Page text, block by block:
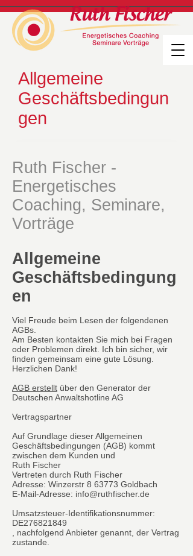
Allgemeine
Geschäftsbedingun
gen
Ruth Fischer -
Energetisches
Coaching, Seminare,
Vorträge
Allgemeine
Geschäftsbedingung
en
Viel Freude beim Lesen der folgendenen
AGBs.
Am Besten kontakten Sie mich bei Fragen
oder Problemen direkt. Ich bin sicher, wir
finden gemeinsam eine gute Lösung.
Herzlichen Dank!
AGB erstellt über den Generator der
Deutschen Anwaltshotline AG
Vertragspartner
Auf Grundlage dieser Allgemeinen
Geschäftsbedingungen (AGB) kommt
zwischen dem Kunden und
Ruth Fischer
Vertreten durch Ruth Fischer
Adresse: Winzerstr 8 63773 Goldbach
E-Mail-Adresse: info@ruthfischer.de
Umsatzsteuer-Identifikationsnummer:
DE276821849
, nachfolgend Anbieter genannt, der Vertrag
zustande.